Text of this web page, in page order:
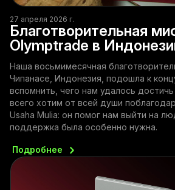
27 апреля 2026 г.
Благотворительная
Olymptrade в
Наша восьмимесячная
Чипанасе, Индонезия, подошла к
вспомнить, чего нам удалось
всего хотим от всей души
Usaha Mulia: он помог нам выйти на
поддержка была особенно нужна.
Подробнее